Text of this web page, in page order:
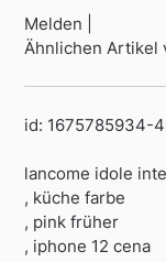
Melden |
Ähnlichen Artikel
id: 1675785934-
lancome idole
, küche farbe
, pink früher
, iphone 12 cena